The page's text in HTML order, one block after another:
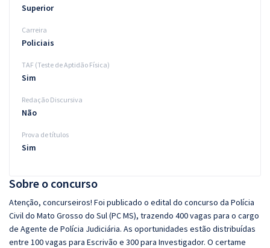
Sobre o concurso
Atenção, concurseiros! Foi publicado o edital do concurso da Polícia
Civil do Mato Grosso do Sul (PC MS), trazendo 400 vagas para o cargo
de Agente de Polícia Judiciária. As oportunidades estão distribuídas
entre 100 vagas para Escrivão e 300 para Investigador. O certame
Superior
Carreira
Policiais
TAF (Teste de Aptidão Física)
Sim
Redação Discursiva
Não
Prova de títulos
Sim